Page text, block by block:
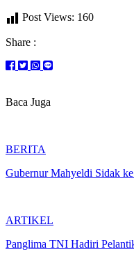
Post Views: 160
Share :
Baca Juga
BERITA
Gubernur Mahyeldi Sidak
ARTIKEL
Panglima TNI Hadiri